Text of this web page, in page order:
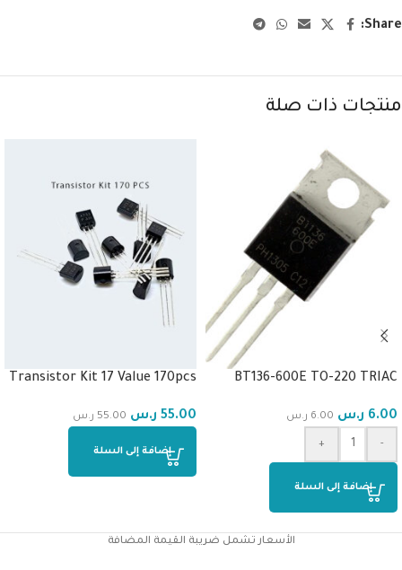
Share:
منتجات ذات صلة
BT136-600E TO-220 TRIAC
6.00 ر.س 6.00 ر.س
-
+
إضافة إلى السلة
Transistor Kit 17 Value 170pcs
55.00 ر.س 55.00 ر.س
إضافة إلى السلة
الأسعار تشمل ضريبة القيمة المضافة